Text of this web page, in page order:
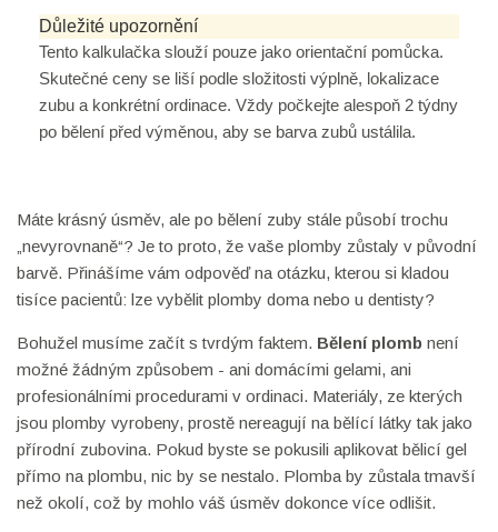
Důležité upozornění
Tento kalkulačka slouží pouze jako orientační pomůcka.
Skutečné ceny se liší podle složitosti výplně, lokalizace
zubu a konkrétní ordinace. Vždy počkejte alespoň 2 týdny
po bělení před výměnou, aby se barva zubů ustálila.
Máte krásný úsměv, ale po bělení zuby stále působí trochu
„nevyrovnaně“? Je to proto, že vaše plomby zůstaly v původní
barvě. Přinášíme vám odpověď na otázku, kterou si kladou
tisíce pacientů: lze vybělit plomby doma nebo u dentisty?
Bohužel musíme začít s tvrdým faktem. Bělení plomb není
možné žádným způsobem - ani domácími gelami, ani
profesionálními procedurami v ordinaci. Materiály, ze kterých
jsou plomby vyrobeny, prostě nereagují na bělící látky tak jako
přírodní zubovina. Pokud byste se pokusili aplikovat bělicí gel
přímo na plombu, nic by se nestalo. Plomba by zůstala tmavší
než okolí, což by mohlo váš úsměv dokonce více odlišit.